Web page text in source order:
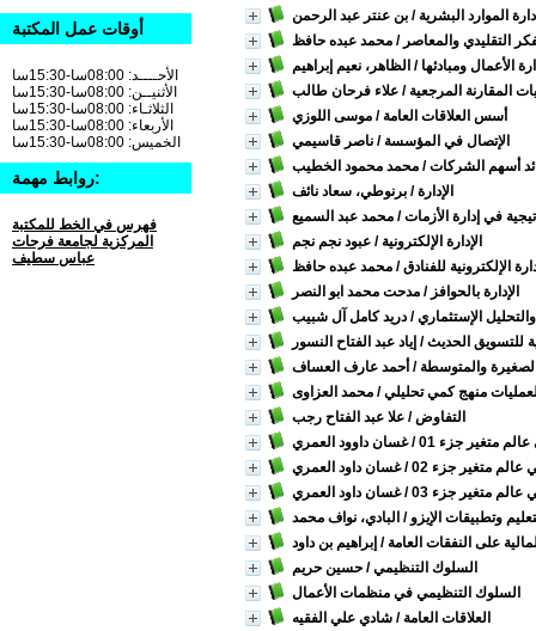
الموارد البشرية / بن عنتر عبد الرحمن
التقليدي والمعاصر / محمد عبده حافظ
الأعمال ومبادئها / الظاهر، نعيم إبراهيم
المقارنة المرجعية / علاء فرحان طالب
أسس العلاقات العامة / موسى اللوزي
الإتصال في المؤسسة / ناصر قاسيمي
أسهم الشركات/ محمد محمود الخطيب
الإدارة/ برنوطي، سعاد نائف
في إدارة الأزمات/ محمد عبد السميع
الإدارة الإلكترونية / عبود نجم نجم
الإلكترونية للفنادق/ محمد عبده حافظ
الإدارة بالحوافز / مدحت محمد ابو النصر
الإستثماري/ دريد كامل آل شبيب
للتسويق الحديث/ إياد عبد الفتاح النسور
الصغيرة والمتوسطة / أحمد عارف العساف
العمليات منهج كمي تحليلي/ محمد العزاوى
التفاوض/ علا عبد الفتاح رجب
متغير جزء 01
/ غسان داوود العمري
عالم متغير جزء 02
/ غسان داود العمري
عالم متغير جزء 03
/ غسان داود العمري
وتطبيقات الإيزو / البادي، نواف محمد
على النفقات العامة / إبراهيم بن داود
السلوك التنظيمي/ حسين حريم
السلوك التنظيمي في منظمات الأعمال
العلاقات العامة / شادي علي الفقيه
أوقات عمل المكتبة
الأحــــد: 08:00سا-15:30سا
الأثنيــن: 08:00سا-15:30سا
الثلاثـاء: 08:00سا-15:30سا
الأربعاء: 08:00سا-15:30سا
الخميس: 08:00سا-15:30سا
روابط مهمة:
فهرس في الخط للمكتبة
المركزية لجامعة فرحات
عباس سطيف